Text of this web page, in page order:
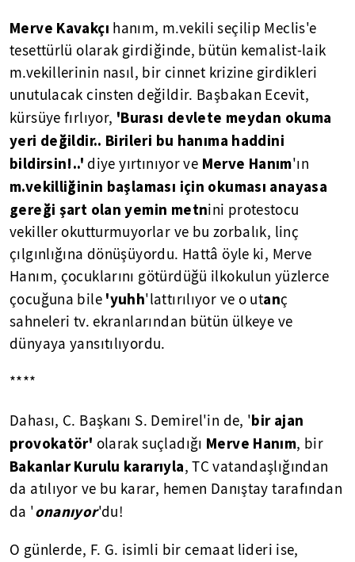
Merve Kavakçı hanım, m.vekili seçilip Meclis'e
tesettürlü olarak girdiğinde, bütün kemalist-laik
m.vekillerinin nasıl, bir cinnet krizine girdikleri
unutulacak cinsten değildir. Başbakan Ecevit,
kürsüye fırlıyor, 'Burası devlete meydan okuma
yeri değildir.. Birileri bu hanıma haddini
bildirsin!..' diye yırtınıyor ve Merve Hanım'ın
m.vekilliğinin başlaması için okuması anayasa
gereği şart olan yemin metnini protestocu
vekiller okutturmuyorlar ve bu zorbalık, linç
çılgınlığına dönüşüyordu. Hattâ öyle ki, Merve
Hanım, çocuklarını götürdüğü ilkokulun yüzlerce
çocuğuna bile 'yuhh'lattırılıyor ve o utanç
sahneleri tv. ekranlarından bütün ülkeye ve
dünyaya yansıtılıyordu.
****
Dahası, C. Başkanı S. Demirel'in de, 'bir ajan
provokatör' olarak suçladığı Merve Hanım, bir
Bakanlar Kurulu kararıyla, TC vatandaşlığından
da atılıyor ve bu karar, hemen Danıştay tarafından
da 'onanıyor'du!
O günlerde, F. G. isimli bir cemaat lideri ise,